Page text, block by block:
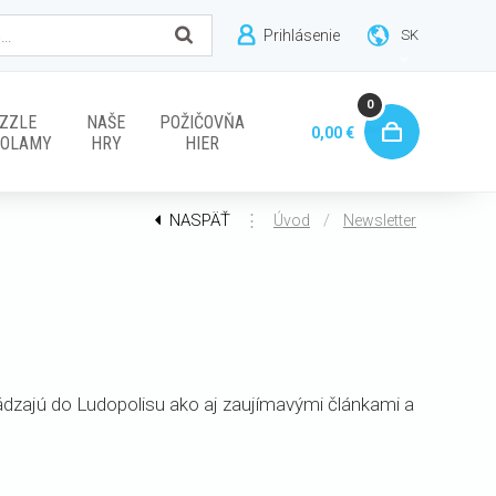
SK
NAŠE
HRY
POŽIČOVŇA
HIER
Prihlásenie
0,00 €
0
NASPÄŤ ⋮ Úvod / Newsletter
do Ludopolisu ako aj zaujímavými článkami a